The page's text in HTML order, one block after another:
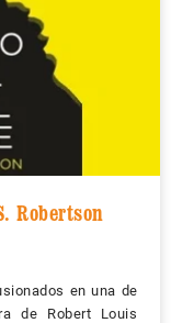
Robertson
en una de
de Robert Louis